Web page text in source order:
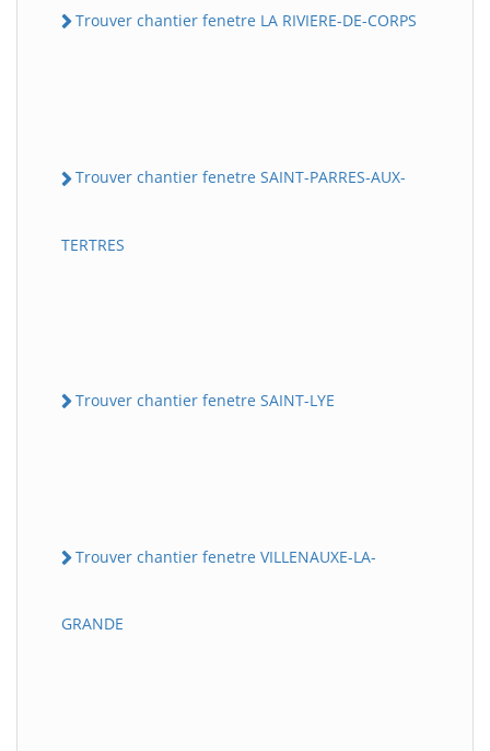
Trouver chantier fenetre LA RIVIERE-DE-CORPS
Trouver chantier fenetre SAINT-PARRES-AUX-
TERTRES
Trouver chantier fenetre SAINT-LYE
Trouver chantier fenetre VILLENAUXE-LA-
GRANDE